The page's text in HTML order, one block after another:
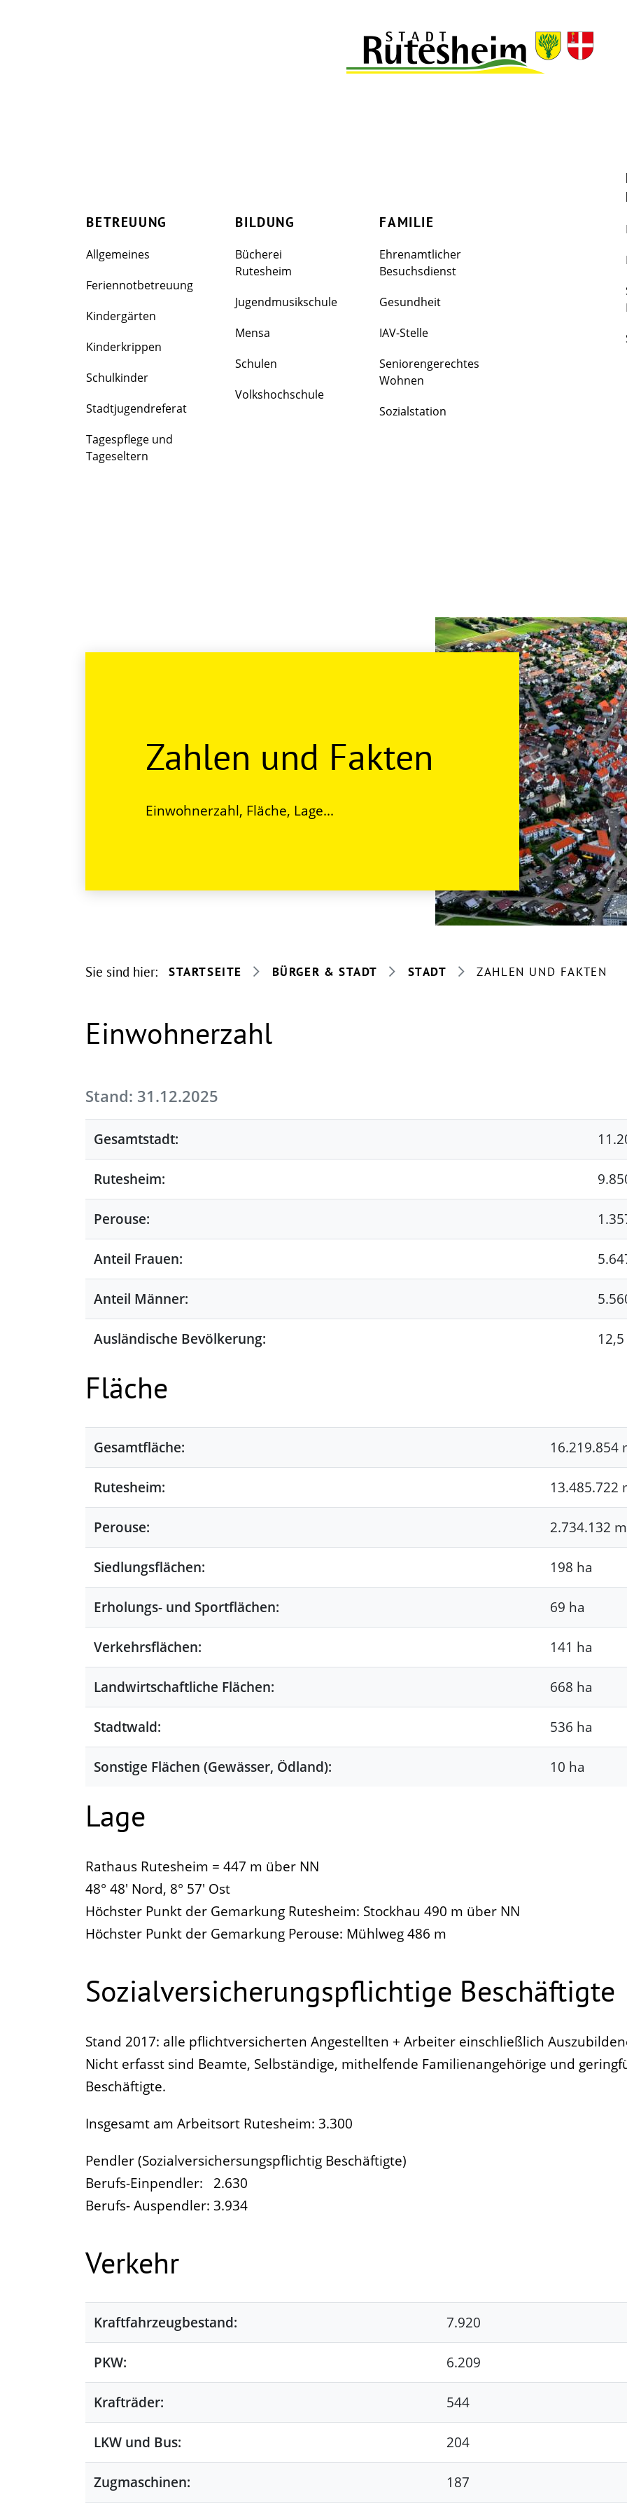
FAMILIE
BILDUNG
BETREUUNG
Allgemeines
Feriennotbetreuung
Kindergärten
Kinderkrippen
Schulkinder
Stadtjugendreferat
Tagespflege und
Tageseltern
BILDUNG
Bücherei
Rutesheim
Jugendmusikschule
Mensa
Schulen
Volkshochschule
FAMILIE
Ehrenamtlicher
Besuchsdienst
Gesundheit
IAV-Stelle
Seniorengerechtes
Wohnen
Sozialstation
Zahlen und Fakten
Einwohnerzahl, Fläche, Lage...
Sie sind hier: STARTSEITE BÜRGER & STADT STADT ZAHLEN UND FAKTEN
Einwohnerzahl
Stand: 31.12.2025
Gesamtstadt:
Rutesheim:
Perouse:
Anteil Frauen:
Anteil Männer:
Ausländische Bevölkerung: 12,5
Fläche
Gesamtfläche: 16.219.854
Rutesheim: 13.485.722
Perouse: 2.734.132
Siedlungsflächen: 198 ha
Erholungs- und Sportflächen: 69 ha
Verkehrsflächen: 141 ha
Landwirtschaftliche Flächen: 668 ha
Stadtwald: 536 ha
Sonstige Flächen (Gewässer, Ödland): 10 ha
Lage
Rathaus Rutesheim = 447 m über NN
48° 48' Nord, 8° 57' Ost
Höchster Punkt der Gemarkung Rutesheim: Stockhau 490 m über NN
Höchster Punkt der Gemarkung Perouse: Mühlweg 486 m
Sozialversicherungspflichtige Beschäftigte
Stand 2017: alle pflichtversicherten Angestellten + Arbeiter einschließlich
Nicht erfasst sind Beamte, Selbständige, mithelfende Familienangehörige und
Beschäftigte.
Insgesamt am Arbeitsort Rutesheim: 3.300
Pendler (Sozialversichersungspflichtig Beschäftigte)
Berufs-Einpendler: 2.630
Berufs- Auspendler: 3.934
Verkehr
Kraftfahrzeugbestand: 7.920
PKW: 6.209
Krafträder: 544
LKW und Bus: 204
Zugmaschinen: 187